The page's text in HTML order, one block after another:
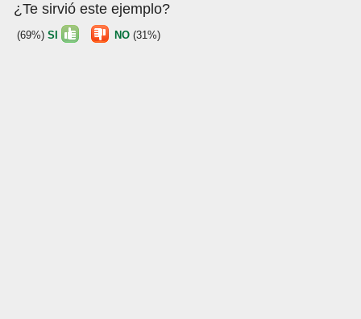
¿Te sirvió este ejemplo?
(69%) SI NO (31%)